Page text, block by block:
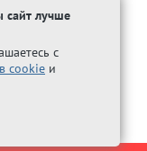
сайт лучше
с
cookie и